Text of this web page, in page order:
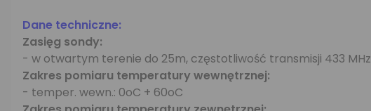
Dane techniczne:
Zasięg sondy:
- w otwartym terenie do 25m, częstotliwość transmisji 433 MHz
Zakres pomiaru temperatury wewnętrznej:
- temper. wewn.: 0oC + 60oC